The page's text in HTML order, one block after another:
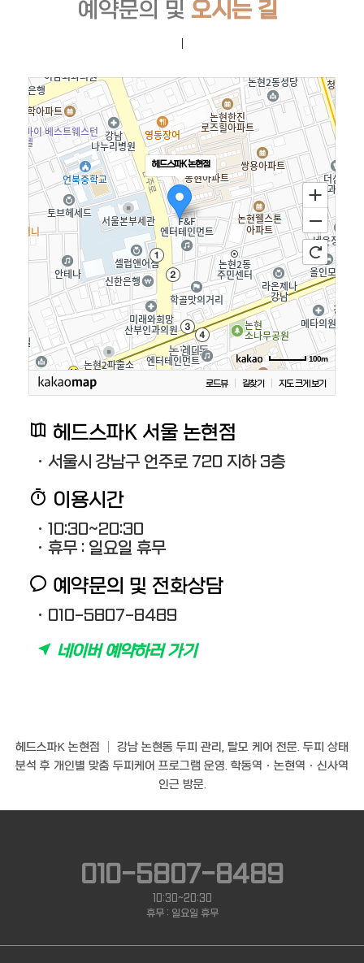
예약문의 및 오시는 길
헤드스파K 논현점
100m
로드뷰 길찾기 지도 크게 보기
헤드스파K 서울 논현점
· 서울시 강남구 언주로 720 지하 3층
이용시간
· 10:30~20:30
· 휴무 : 일요일 휴무
예약문의 및 전화상담
· 010-5807-8489
네이버 예약하러 가기
헤드스파K 논현점 │ 강남 논현동 두피 관리, 탈모 케어 전문. 두피 상태
분석 후 개인별 맞춤 두피케어 프로그램 운영. 학동역 · 논현역 · 신사역
인근 방문.
010-5807-8489
10:30~20:30
휴무 : 일요일 휴무